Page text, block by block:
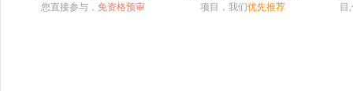
您直接参与， 免资格预审
项目，我们优先推荐
目